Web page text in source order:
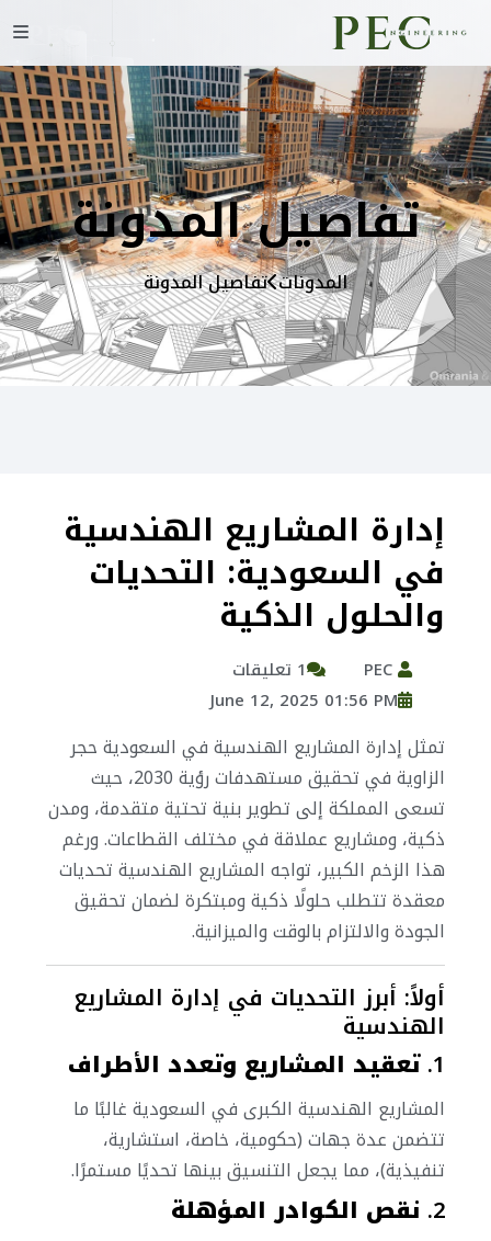
تفاصيل المدونة
المدونات تفاصيل المدونة
إدارة المشاريع الهندسية
في السعودية: التحديات
والحلول الذكية
1 تعليقات
June 12, 2025 01:56 PM
تمثل إدارة المشاريع الهندسية في السعودية حجر
الزاوية في تحقيق مستهدفات رؤية 2030، حيث
تسعى المملكة إلى تطوير بنية تحتية متقدمة، ومدن
ذكية، ومشاريع عملاقة في مختلف القطاعات. ورغم
هذا الزخم الكبير، تواجه المشاريع الهندسية تحديات
معقدة تتطلب حلولًا ذكية ومبتكرة لضمان تحقيق
الجودة والالتزام بالوقت والميزانية.
أولاً: أبرز التحديات في إدارة المشاريع
الهندسية
1. تعقيد المشاريع وتعدد الأطراف
المشاريع الهندسية الكبرى في السعودية غالبًا ما
تتضمن عدة جهات (حكومية، خاصة، استشارية،
تنفيذية)، مما يجعل التنسيق بينها تحديًا مستمرًا.
2. نقص الكوادر المؤهلة